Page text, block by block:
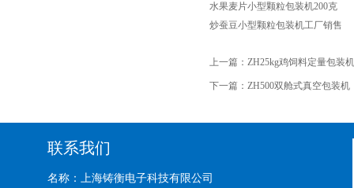
水果麦片小型颗粒包装机200克
炒蚕豆小型颗粒包装机工厂销售
上一篇： ZH25kg鸡饲料定量包装机
下一篇： ZH500双舱式真空包装机
联系我们
名称：上海铸衡电子科技有限公司